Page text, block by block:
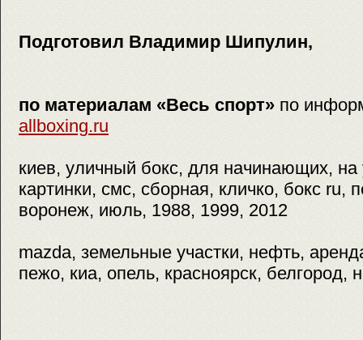
Подготовил Владимир Шипулин,
по материалам «Весь спорт» по
allboxing.ru
киев, уличный бокс, для начинающих, на
картинки, смс, сборная, кличко, бокс ru,
воронеж, июль, 1988, 1999, 2012
mazda, земельные участки, нефть,
пежо, киа, опель, красноярск, белгород,